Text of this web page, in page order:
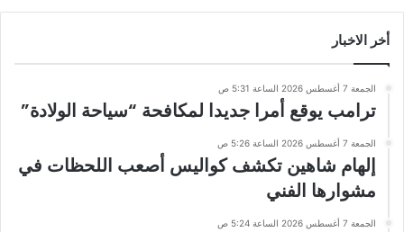
أخر الاخبار
الجمعة 7 أغسطس 2026 الساعة 5:31 ص
ترامب يوقع أمرا جديدا لمكافحة “سياحة الولادة”
الجمعة 7 أغسطس 2026 الساعة 5:26 ص
إلهام شاهين تكشف كواليس أصعب اللحظات في
مشوارها الفني
الجمعة 7 أغسطس 2026 الساعة 5:24 ص